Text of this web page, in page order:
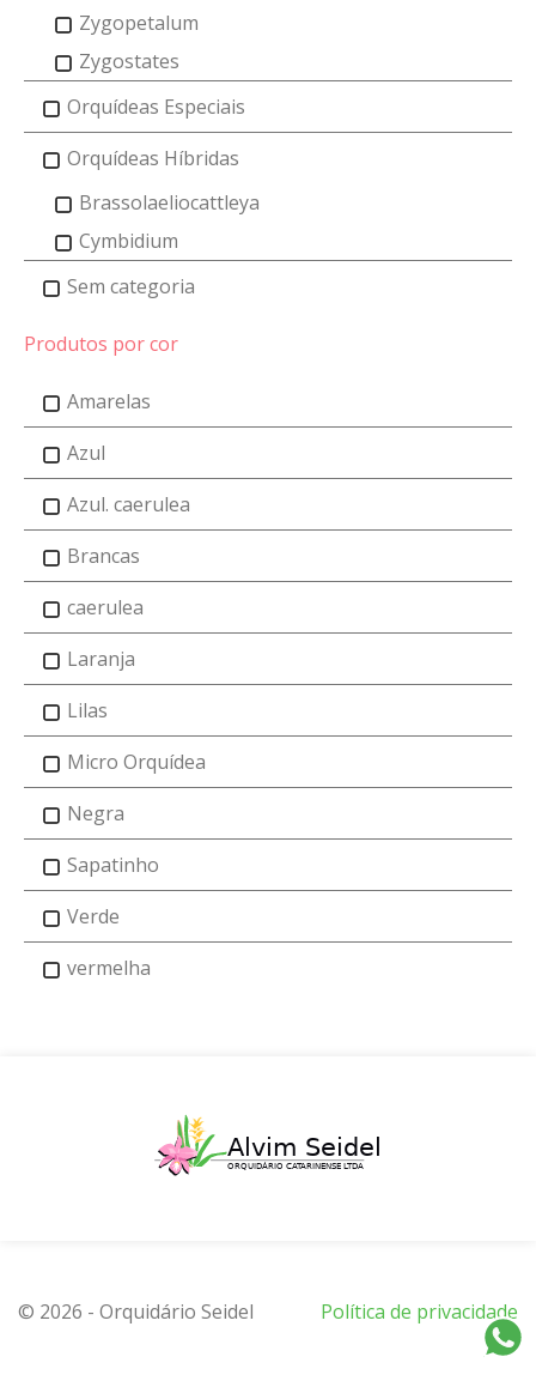
Zygopetalum
Zygostates
Orquídeas Especiais
Orquídeas Híbridas
Brassolaeliocattleya
Cymbidium
Sem categoria
Produtos por cor
Amarelas
Azul
Azul. caerulea
Brancas
caerulea
Laranja
Lilas
Micro Orquídea
Negra
Sapatinho
Verde
vermelha
© 2026 - Orquidário Seidel Política de privacidade